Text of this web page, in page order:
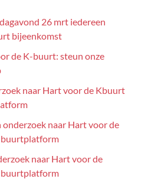
26 mrt iedereen
bijeenkomst
de K-buurt: steun onze
naar Hart voor de Kbuurt
onderzoek naar Hart voor de
buurtplatform
naar Hart voor de
buurtplatform